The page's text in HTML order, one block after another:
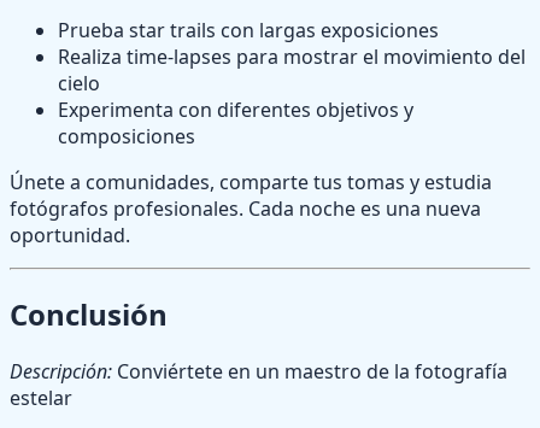
Prueba star trails con largas exposiciones
Realiza time-lapses para mostrar el movimiento del
cielo
Experimenta con diferentes objetivos y
composiciones
Únete a comunidades, comparte tus tomas y estudia
fotógrafos profesionales. Cada noche es una nueva
oportunidad.
Conclusión
Descripción: Conviértete en un maestro de la fotografía
estelar